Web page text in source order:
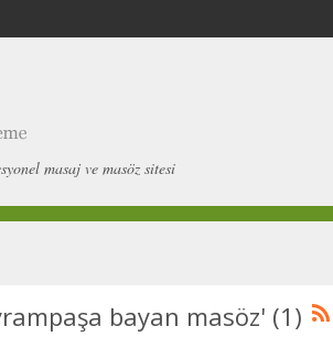
masaj ve masöz sitesi
bayan masöz' (1)